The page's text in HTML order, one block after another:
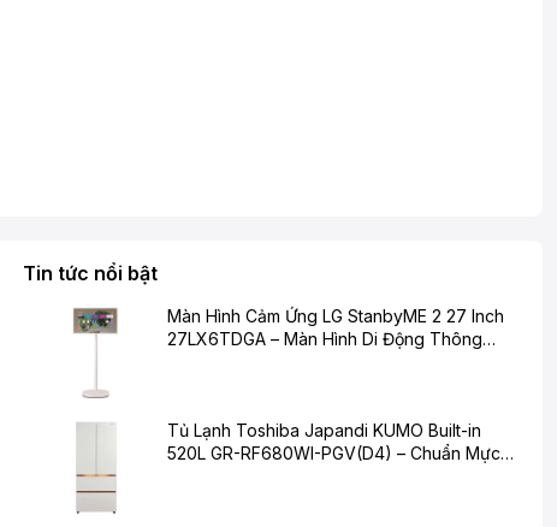
Tin tức nổi bật
Màn Hình Cảm Ứng LG StanbyME 2 27 Inch
27LX6TDGA – Màn Hình Di Động Thông
Tủ Lạnh Toshiba Japandi KUMO Built-in
520L GR-RF680WI-PGV(D4) – Chuẩn Mực